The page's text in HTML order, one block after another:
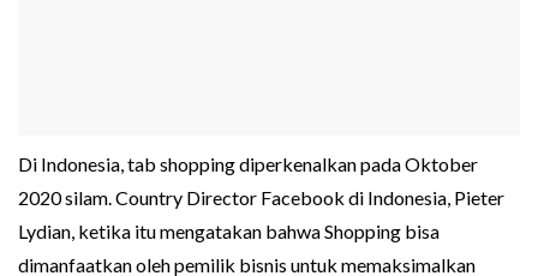
Di Indonesia, tab shopping diperkenalkan pada Oktober
2020 silam. Country Director Facebook di Indonesia, Pieter
Lydian, ketika itu mengatakan bahwa Shopping bisa
dimanfaatkan oleh pemilik bisnis untuk memaksimalkan